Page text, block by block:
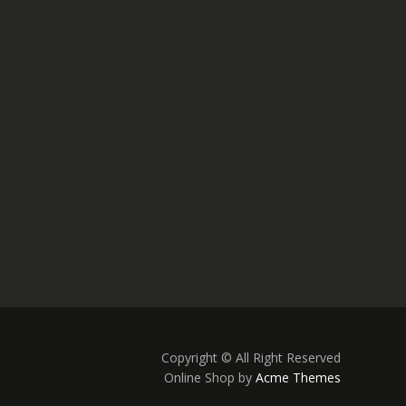
Copyright © All Right Reserved
Online Shop by Acme Themes